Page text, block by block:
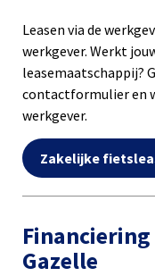
Leasen via de
werkgever. Werkt
leasemaatschappij?
contactformulier en
werkgever.
Zakelijke
Gazelle